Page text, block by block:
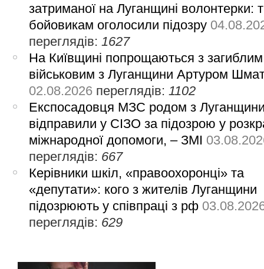
затриманої на Луганщині волонтерки:
бойовикам оголосили підозру
переглядів: 1627
На Київщині попрощаються з загиблим
військовим з Луганщини Артуром
02.08.2026 переглядів: 1102
Експосадовця МЗС родом з
відправили у СІЗО за підозрою у
міжнародної допомоги, – ЗМІ
переглядів: 667
Керівники шкіл, «правоохоронці» та
«депутати»: кого з жителів Луганщини
підозрюють у співпраці з рф
переглядів: 629